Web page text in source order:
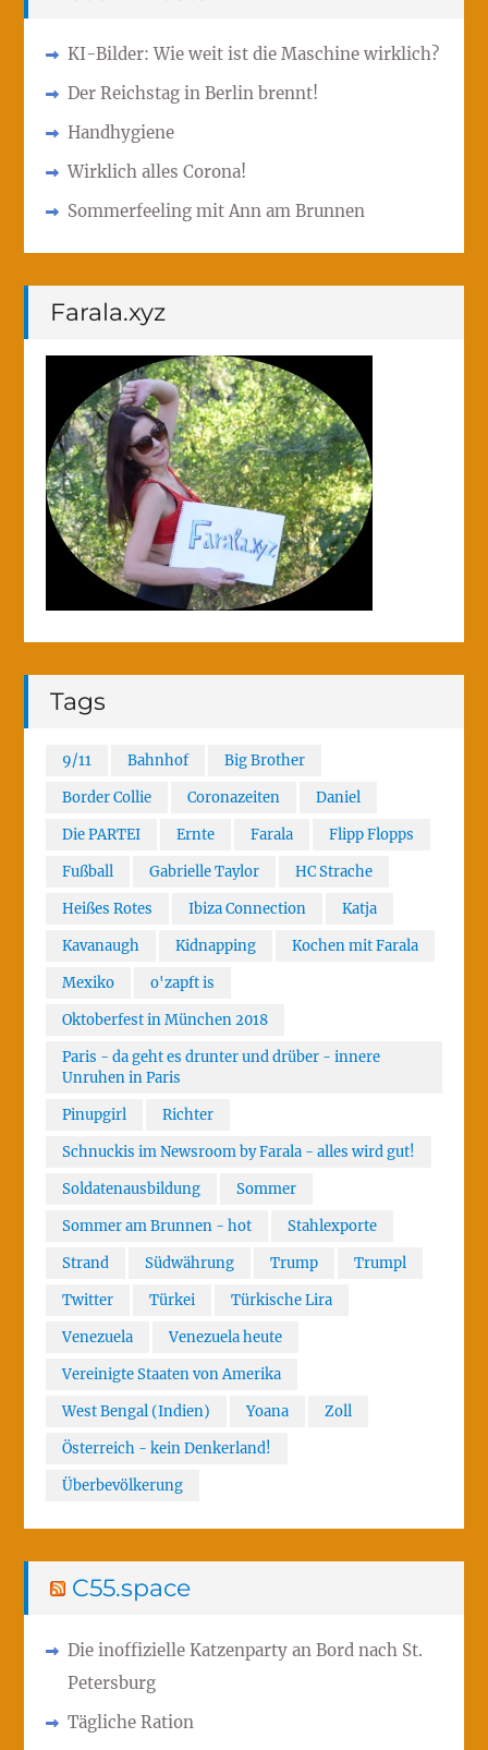
KI-Bilder: Wie weit ist die Maschine wirklich?
Der Reichstag in Berlin brennt!
Handhygiene
Wirklich alles Corona!
Sommerfeeling mit Ann am Brunnen
Farala.xyz
Tags
9/11 Bahnhof
Big Brother
Border Collie
Coronazeiten
Daniel
Die PARTEI
Ernte Farala
Flipp Flopps
Fußball
Gabrielle Taylor
HC Strache
Heißes Rotes
Ibiza Connection
Katja
Kavanaugh
Kidnapping
Kochen mit Farala
Mexiko
o'zapft is
Oktoberfest in München 2018
Paris - da geht es drunter und drüber - innere
Unruhen in Paris
Pinupgirl
Richter
Schnuckis im Newsroom by Farala - alles wird gut!
Soldatenausbildung
Sommer
Sommer am Brunnen - hot
Stahlexporte
Strand
Südwährung Trump
Trumpl
Twitter
Türkei
Türkische Lira
Venezuela
Venezuela heute
Vereinigte Staaten von Amerika
West Bengal (Indien)
Yoana
Zoll
Österreich - kein Denkerland!
Überbevölkerung
C55.space
Die inoffizielle Katzenparty an Bord nach St.
Petersburg
Tägliche Ration